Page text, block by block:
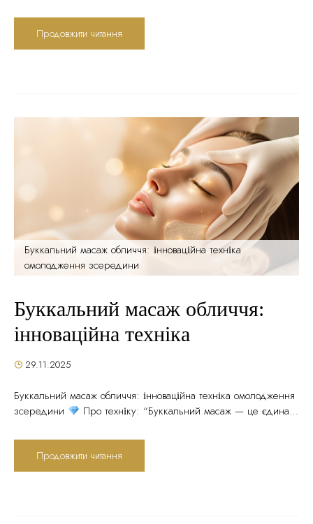
оновлення шкіри без реабілітаційного періоду. Поєднання
наночастинок вугілля та лазерної технології дозволяє досягти
результату, який раніше був можливий тільки з інвазивними
Продовжити читання
Буккальний масаж обличчя: інноваційна техніка
омолодження зсередини
Буккальний масаж обличчя:
інноваційна техніка
29.11.2025
Буккальний масаж обличчя: інноваційна техніка омолодження
зсередини
Про техніку: “Буккальний масаж — це єдина
та ззовні. Це дозволяє досягти того рівня проробки глибоких
тканин, який неможливий при класичному масажі. За один
сеанс можна побачити ефект, який при звичайному масажі
Продовжити читання